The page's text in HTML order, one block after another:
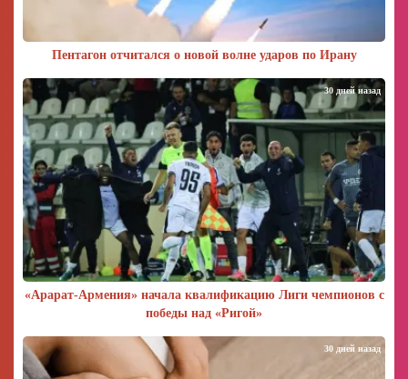
Пентагон отчитался о новой волне ударов по Ирану
«Арарат‑Армения» начала квалификацию Лиги чемпионов с
победы над «Ригой»
30 дней назад
30 дней назад